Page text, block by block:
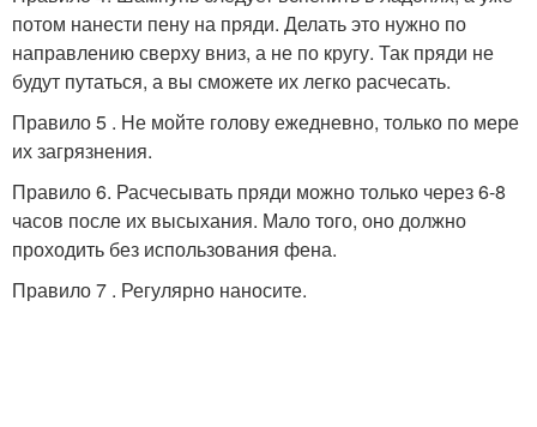
потом нанести пену на пряди. Делать это нужно по
направлению сверху вниз, а не по кругу. Так пряди не
будут путаться, а вы сможете их легко расчесать.
Правило 5 . Не мойте голову ежедневно, только по мере
их загрязнения.
Правило 6. Расчесывать пряди можно только через 6-8
часов после их высыхания. Мало того, оно должно
проходить без использования фена.
Правило 7 . Регулярно наносите.